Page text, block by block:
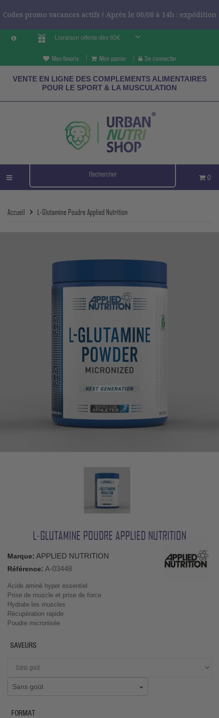
Codes promo vacances actifs ! Après le 06/08 à 14h : expédition
Livraison offerte dès 60€
Mes favoris Mon panier Se connecter
VENTE EN LIGNE DES COMPLEMENTS ALIMENTAIRES
POUR LE SPORT & LA MUSCULATION
0
Accueil L-Glutamine Poudre Applied Nutrition
L-GLUTAMINE POUDRE APPLIED NUTRITION
Marque: APPLIED NUTRITION
Référence: A-03448
Acide aminé hyper essentiel
Prise de muscle et prise de force
Hydrate les muscles
Récupération rapide
Poudre micronisée
SAVEURS
Sans goüt
FORMAT